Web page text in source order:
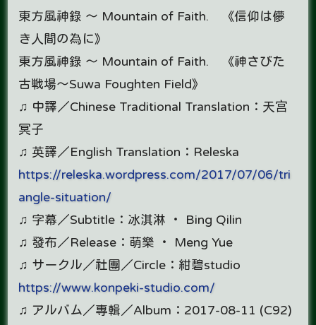
東方風神錄 ～ Mountain of Faith. 《信仰は儚
き人間の為に》
東方風神錄 ～ Mountain of Faith. 《神さびた
古戦場～Suwa Foughten Field》
♫ 中譯／Chinese Traditional Translation：天宫
冥子
♫ 英譯／English Translation：Releska
https://releska.wordpress.com/2017/07/06/tri
angle-situation/
♫ 字幕／Subtitle：冰淇淋 ‧ Bing Qilin
♫ 發布／Release：萌樂 ‧ Meng Yue
♫ サークル／社團／Circle：紺碧studio
https://www.konpeki-studio.com/
♫ アルバム／專輯／Album：2017-08-11 (C92)